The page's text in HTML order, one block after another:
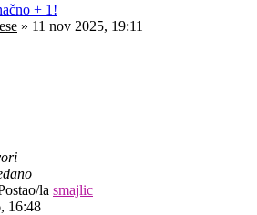
+ 1!
» 11 nov 2025, 19:11
la smajlic
16:48